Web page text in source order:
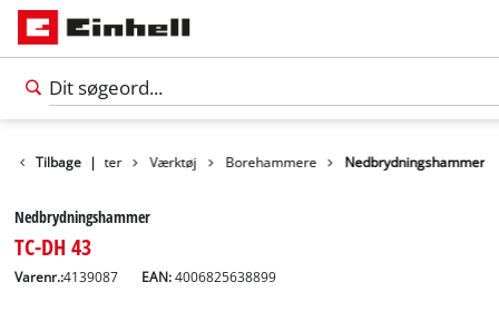
Tilbage |
Produkter Værktøj Borehammere Nedbrydningshammer
Nedbrydningshammer
TC-DH 43
Varenr.:4139087 EAN:4006825638899